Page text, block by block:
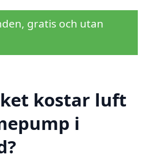
gratis och utan
kostar luft
i